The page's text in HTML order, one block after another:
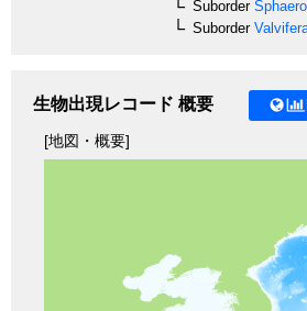
Suborder
Suborder
生物出現レコード 概要
[地図・概要]